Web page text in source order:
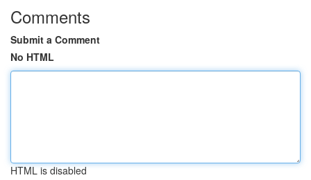
Comments
Submit a Comment
No HTML
HTML is disabled